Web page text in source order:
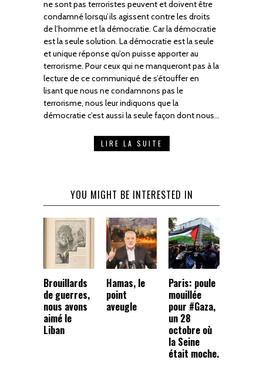
ne sont pas terroristes peuvent et doivent être
condamné lorsqu’ils agissent contre les droits
de l’homme et la démocratie. Car la démocratie
est la seule solution. La démocratie est la seule
et unique réponse qu’on puisse apporter au
terrorisme. Pour ceux qui ne manqueront pas à la
lecture de ce communiqué de s’étouffer en
lisant que nous ne condamnons pas le
terrorisme, nous leur indiquons que la
démocratie c’est aussi la seule façon dont nous…
LIRE LA SUITE
YOU MIGHT BE INTERESTED IN
Brouillards
de guerres,
nous avons
aimé le
Liban
Hamas, le
point
aveugle
Paris: poule
mouillée
pour #Gaza,
un 28
octobre où
la Seine
était moche.